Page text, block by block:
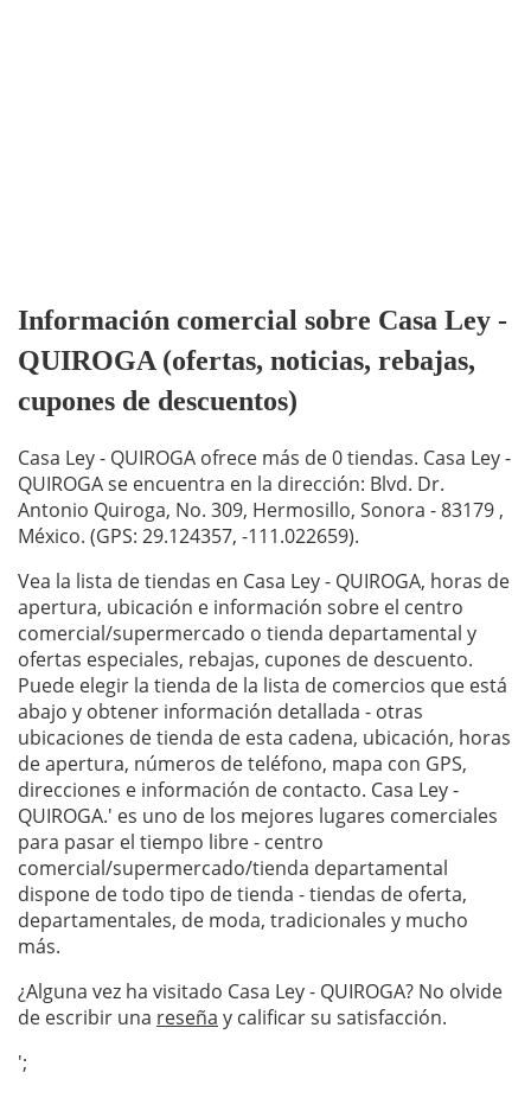
Información comercial sobre Casa Ley -
QUIROGA (ofertas, noticias, rebajas,
cupones de descuentos)
Casa Ley - QUIROGA ofrece más de 0 tiendas. Casa Ley -
QUIROGA se encuentra en la dirección: Blvd. Dr.
Antonio Quiroga, No. 309, Hermosillo, Sonora - 83179 ,
México. (GPS: 29.124357, -111.022659).
Vea la lista de tiendas en Casa Ley - QUIROGA, horas de
apertura, ubicación e información sobre el centro
comercial/supermercado o tienda departamental y
ofertas especiales, rebajas, cupones de descuento.
Puede elegir la tienda de la lista de comercios que está
abajo y obtener información detallada - otras
ubicaciones de tienda de esta cadena, ubicación, horas
de apertura, números de teléfono, mapa con GPS,
direcciones e información de contacto. Casa Ley -
QUIROGA.' es uno de los mejores lugares comerciales
para pasar el tiempo libre - centro
comercial/supermercado/tienda departamental
dispone de todo tipo de tienda - tiendas de oferta,
departamentales, de moda, tradicionales y mucho
más.
¿Alguna vez ha visitado Casa Ley - QUIROGA? No olvide
de escribir una reseña y calificar su satisfacción.
';